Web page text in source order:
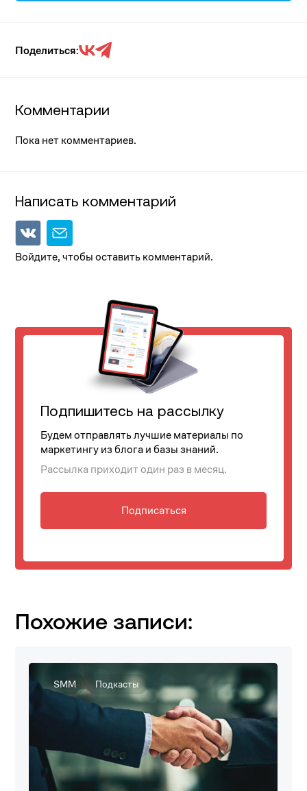
Поделиться:
Комментарии
Пока нет комментариев.
Написать комментарий
Войдите, чтобы оставить комментарий.
Подпишитесь на рассылку
Будем отправлять лучшие материалы по
маркетингу из блога и базы знаний.
Рассылка приходит один раз в месяц.
Подписаться
Похожие записи:
SMM Подкасты